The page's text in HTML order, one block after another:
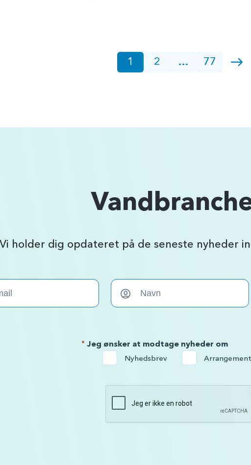
1 2 … 77
Vi holder dig opdateret på de seneste nyheder
Jeg ønsker at modtage nyheder om
*
Nyhedsbrev